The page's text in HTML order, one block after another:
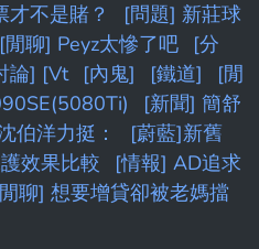
不是賭？
[問題] 新莊球
[閒聊] Peyz太慘了吧
[分
論] [Vt [內鬼] [鐵道]
[閒
[新聞] 簡舒
洋力挺：
[蔚藍]新舊
效果比較
[情報] AD追求
聊] 想要增貸卻被老媽擋